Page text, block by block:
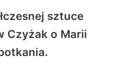
sztuce
Czyżak o Marii